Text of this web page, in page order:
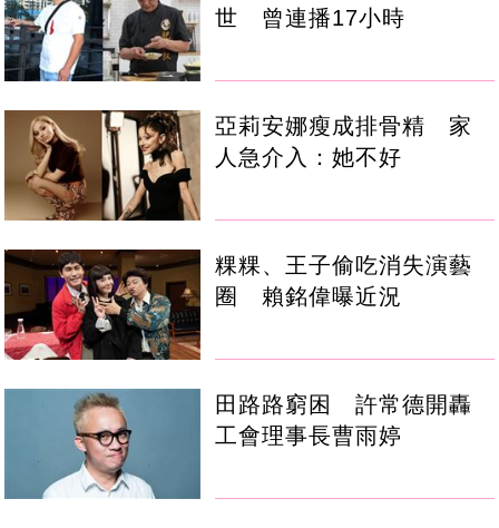
世 曾連播17小時
亞莉安娜瘦成排骨精 家
人急介入：她不好
粿粿、王子偷吃消失演藝
圈 賴銘偉曝近況
田路路窮困 許常德開轟
工會理事長曹雨婷